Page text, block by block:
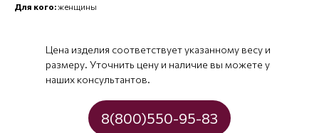
Для кого:женщины
Цена изделия соответствует указанному весу и
размеру. Уточнить цену и наличие вы можете у
наших консультантов.
8(800)550-95-83